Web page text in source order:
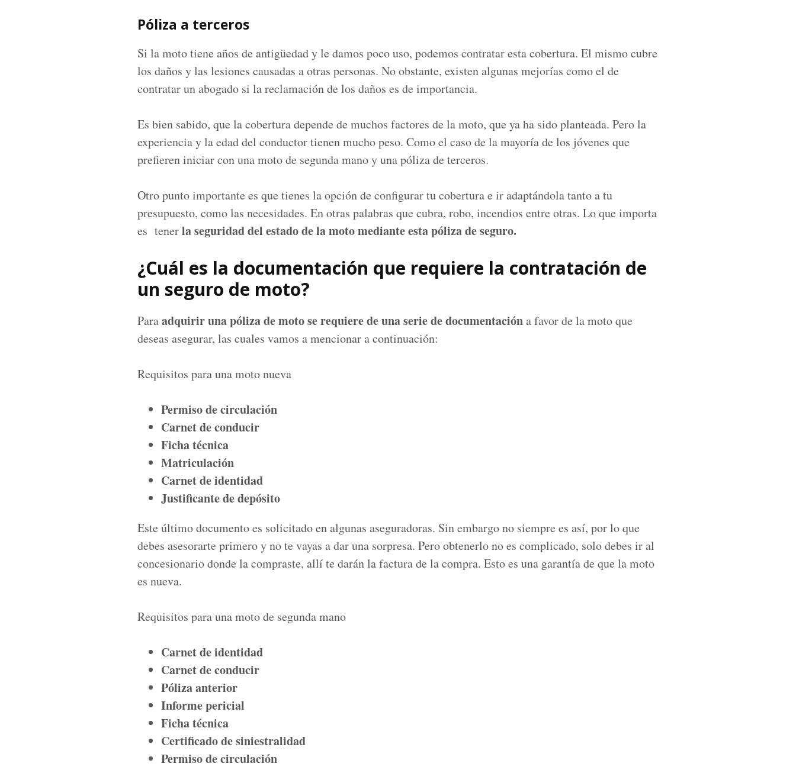
Póliza a terceros
Si la moto tiene años de antigüedad y le damos poco uso, podemos contratar esta cobertura. El mismo cubre
los daños y las lesiones causadas a otras personas. No obstante, existen algunas mejorías como el de
contratar un abogado si la reclamación de los daños es de importancia.
Es bien sabido, que la cobertura depende de muchos factores de la moto, que ya ha sido planteada. Pero la
experiencia y la edad del conductor tienen mucho peso. Como el caso de la mayoría de los jóvenes que
prefieren iniciar con una moto de segunda mano y una póliza de terceros.
Otro punto importante es que tienes la opción de configurar tu cobertura e ir adaptándola tanto a tu
presupuesto, como las necesidades. En otras palabras que cubra, robo, incendios entre otras. Lo que importa
es tenerla seguridad del estado de la motomediante esta póliza de seguro.
¿Cuál es la documentación que requiere la contratación de
un seguro de moto?
Paraadquirir una póliza de motose requiere de una serie de documentacióna favor de la moto que
deseas asegurar, las cuales vamos a mencionar a continuación:
Requisitos para una moto nueva
Permiso de circulación
Carnet de conducir
Ficha técnica
Matriculación
Carnet de identidad
Justificante de depósito
Este último documento es solicitado en algunas aseguradoras. Sin embargo no siempre es así, por lo que
debes asesorarte primero y no te vayas a dar una sorpresa. Pero obtenerlo no es complicado, solo debes ir al
concesionario donde la compraste, allí te darán la factura de la compra. Esto es una garantía de que la moto
es nueva.
Requisitos para una moto de segunda mano
Carnet de identidad
Carnet de conducir
Póliza anterior
Informe pericial
Ficha técnica
Certificado de siniestralidad
Permiso de circulación